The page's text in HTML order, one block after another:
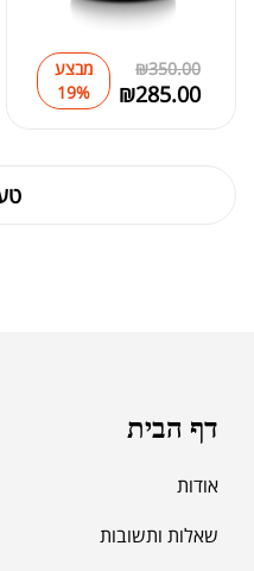
₪350.00
₪285.00
מבצע
19%
דף הבית
אודות
שאלות ותשובות